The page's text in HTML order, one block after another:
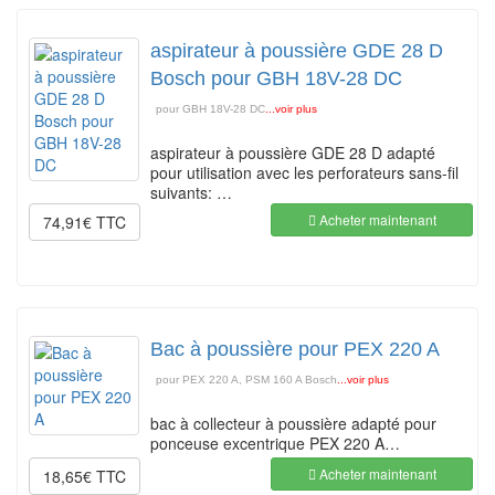
aspirateur à poussière GDE 28 D
Bosch pour GBH 18V-28 DC
pour GBH 18V-28 DC ...voir plus
aspirateur à poussière GDE 28 D adapté
pour utilisation avec les perforateurs sans-fil
suivants: …
74,91€ TTC
Acheter maintenant
Bac à poussière pour PEX 220 A
pour PEX 220 A, PSM 160 A Bosch ...voir plus
bac à collecteur à poussière adapté pour
ponceuse excentrique PEX 220 A…
18,65€ TTC
Acheter maintenant